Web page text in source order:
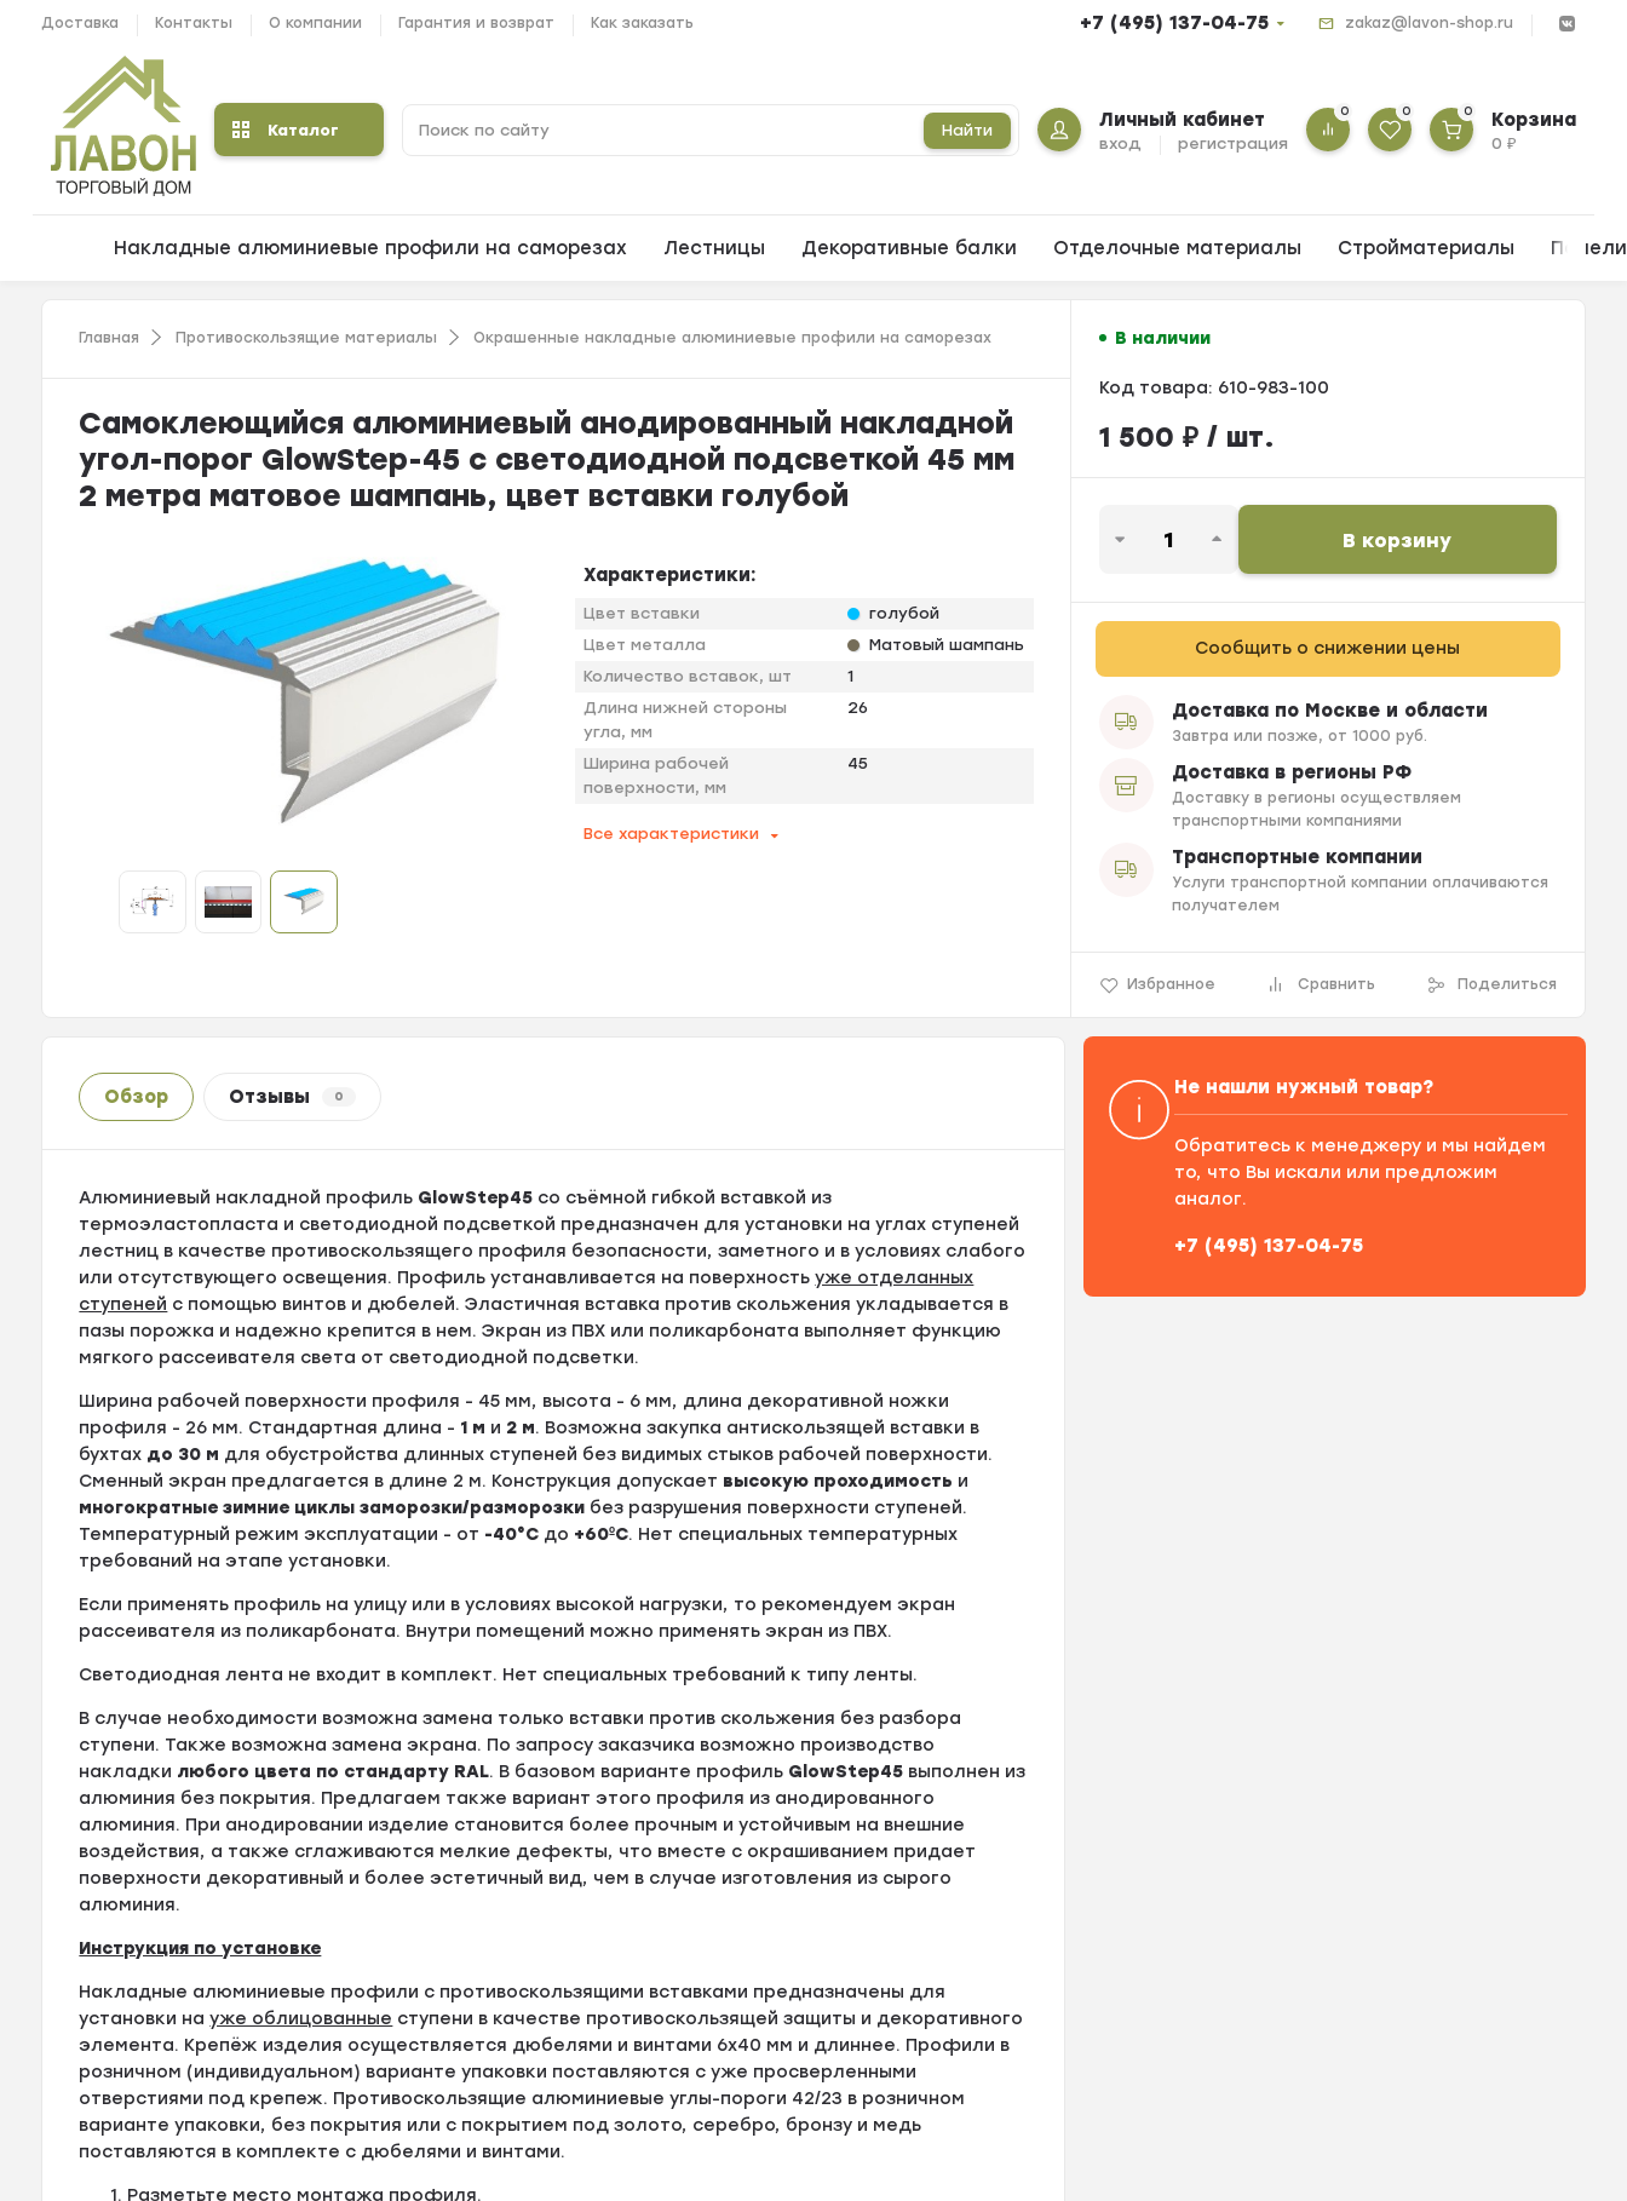
Доставка Контакты О компании Гарантия и возврат Как заказать +7 (495) 137-04-75 zakaz@lavon-shop.ru
Каталог Найти Личный кабинет
вход регистрация
0 0 0 Корзина
0₽
Накладные алюминиевые профили на саморезах Лестницы Декоративные балки Отделочные материалы Стройматериалы
Главная Противоскользящие материалы Окрашенные накладные алюминиевые профили на саморезах
Самоклеющийся алюминиевый анодированный накладной
угол-порог GlowStep-45 с светодиодной подсветкой 45 мм
2 метра матовое шампань, цвет вставки голубой
Характеристики:
Цвет вставки
голубой
Цвет металла
Матовый шампань
Количество вставок, шт
1
Длина нижней стороны
угла, мм
26
Ширина рабочей
поверхности, мм
45
Все характеристики
В наличии
Код товара: 610-983-100
1 500 ₽/ шт.
В корзину
Сообщить о снижении цены
Доставка по Москве и области
Завтра или позже, от 1000 руб.
Доставка в регионы РФ
Доставку в регионы осуществляем
транспортными компаниями
Транспортные компании
Услуги транспортной компании оплачиваются
получателем
Избранное Сравнить Поделиться
Обзор Отзывы 0
Алюминиевый накладной профиль GlowStep45 со съёмной гибкой вставкой из
термоэластопласта и светодиодной подсветкой предназначен для установки на углах ступеней
лестниц в качестве противоскользящего профиля безопасности, заметного и в условиях слабого
или отсутствующего освещения. Профиль устанавливается на поверхностьуже отделанных
ступеней с помощью винтов и дюбелей. Эластичная вставка против скольжения укладывается в
пазы порожка и надежно крепится в нем. Экран из ПВХ или поликарбоната выполняет функцию
мягкого рассеивателя света от светодиодной подсветки.
Ширина рабочей поверхности профиля - 45 мм, высота - 6 мм, длина декоративной ножки
профиля - 26 мм. Стандартная длина - 1 м и 2 м. Возможна закупка антискользящей вставки в
бухтах до 30 м для обустройства длинных ступеней без видимых стыков рабочей поверхности.
Сменный экран предлагается в длине 2 м. Конструкция допускает высокую проходимость и
многократные зимние циклы заморозки/разморозки без разрушения поверхности ступеней.
Температурный режим эксплуатации - от -40°С до +60ºС. Нет специальных температурных
требований на этапе установки.
Если применять профиль на улицу или в условиях высокой нагрузки, то рекомендуем экран
рассеивателя из поликарбоната. Внутри помещений можно применять экран из ПВХ.
Светодиодная лента не входит в комплект. Нет специальных требований к типу ленты.
В случае необходимости возможна замена только вставки против скольжения без разбора
ступени. Также возможна замена экрана. По запросу заказчика возможно производство
накладки любого цвета по стандарту RAL. В базовом варианте профиль GlowStep45 выполнен из
алюминия без покрытия. Предлагаем также вариант этого профиля из анодированного
алюминия. При анодировании изделие становится более прочным и устойчивым на внешние
воздействия, а также сглаживаются мелкие дефекты, что вместе с окрашиванием придает
поверхности декоративный и более эстетичный вид, чем в случае изготовления из сырого
алюминия.
Инструкция по установке
Накладные алюминиевые профили с противоскользящими вставками предназначены для
установки науже облицованные ступени в качестве противоскользящей защиты и декоративного
элемента. Крепёж изделия осуществляется дюбелями и винтами 6х40 мм и длиннее. Профили в
розничном (индивидуальном) варианте упаковки поставляются с уже просверленными
отверстиями под крепеж. Противоскользящие алюминиевые углы-пороги 42/23 в розничном
варианте упаковки, без покрытия или с покрытием под золото, серебро, бронзу и медь
поставляются в комплекте с дюбелями и винтами.
Разметьте место монтажа профиля.
Не нашли нужный товар?
Обратитесь к менеджеру и мы найдем
то, что Вы искали или предложим
аналог.
+7 (495) 137-04-75